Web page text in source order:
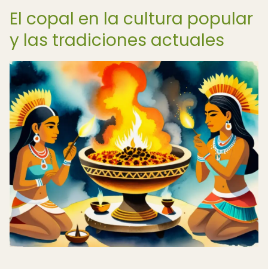
El copal en la cultura popular
y las tradiciones actuales